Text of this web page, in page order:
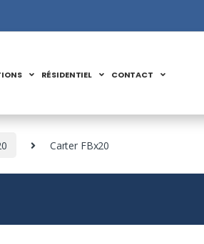
RÉSIDENTIEL CONTACT
Carter FBx20